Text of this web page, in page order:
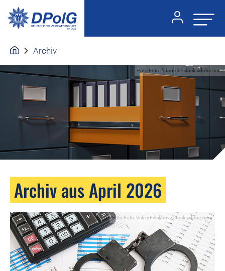
Archiv
Foto:Foto: fotomek - stock.adobe.com
Archiv aus April 2026
Foto:Foto: Valerii Evlakhov - stock.adobe.com